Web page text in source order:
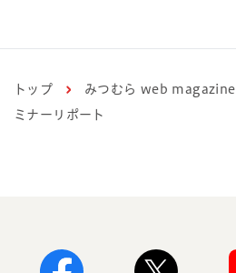
トップ みつむら web magazine
ミナーリポート